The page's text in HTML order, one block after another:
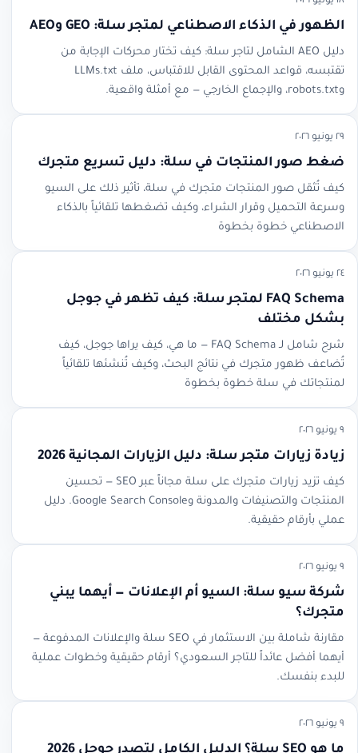
الظهور في الذكاء الاصطناعي لمتجر سلة: GEO وAEO
دليل AEO الشامل لتاجر سلة: كيف تختار محركات الإجابة من
تقتبسه، قواعد المحتوى القابل للاقتباس، ملف LLMs.txt
وrobots.txt، والإجماع الخارجي — مع أمثلة واقعية.
٢٩ يونيو ٢٠٢٦
ضغط صور المنتجات في سلة: دليل تسريع متجرك
كيف تُثقل صور المنتجات متجرك في سلة، تأثير ذلك على السيو
وسرعة التحميل وقرار الشراء، وكيف تضغطها تلقائياً بالذكاء
الاصطناعي خطوة بخطوة
٢٤ يونيو ٢٠٢٦
FAQ Schema لمتجر سلة: كيف تظهر في جوجل
بشكل مختلف
شرح شامل لـ FAQ Schema — ما هي، كيف يراها جوجل، كيف
تُضاعف ظهور متجرك في نتائج البحث، وكيف تُنشئها تلقائياً
لمنتجاتك في سلة خطوة بخطوة
٩ يونيو ٢٠٢٦
زيادة زيارات متجر سلة: دليل الزيارات المجانية 2026
كيف تزيد زيارات متجرك على سلة مجاناً عبر SEO — تحسين
المنتجات والتصنيفات والمدونة وGoogle Search Console. دليل
عملي بأرقام حقيقية.
٩ يونيو ٢٠٢٦
شركة سيو سلة: السيو أم الإعلانات — أيهما يبني
متجرك؟
مقارنة شاملة بين الاستثمار في SEO سلة والإعلانات المدفوعة —
أيهما أفضل عائداً للتاجر السعودي؟ أرقام حقيقية وخطوات عملية
للبدء بنفسك.
٩ يونيو ٢٠٢٦
ما هو SEO سلة؟ الدليل الكامل لتصدر جوجل 2026